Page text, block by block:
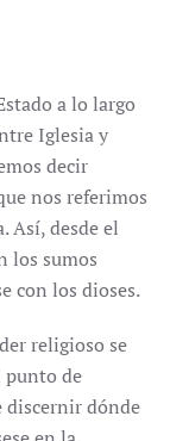
a lo largo
Iglesia y
decir
nos referimos
Así, desde el
los sumos
con los dioses.
religioso se
punto de
dónde